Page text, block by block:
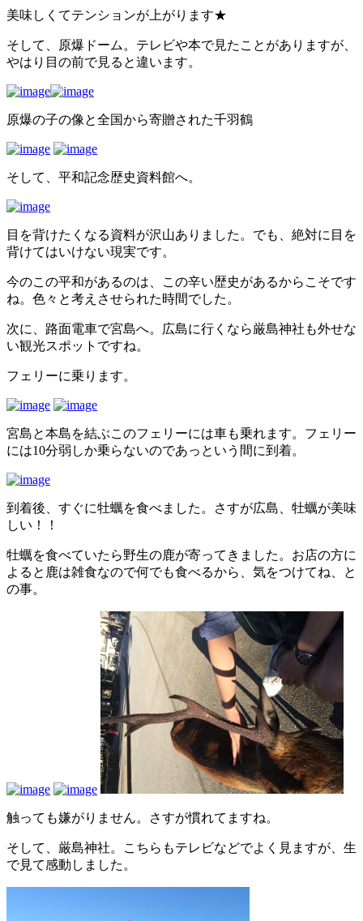
美味しくてテンションが上がります★
そして、原爆ドーム。テレビや本で見たことがありますが、
やはり目の前で見ると違います。
原爆の子の像と全国から寄贈された千羽鶴
そして、平和記念歴史資料館へ。
目を背けたくなる資料が沢山ありました。でも、絶対に目を
背けてはいけない現実です。
今のこの平和があるのは、この辛い歴史があるからこそです
ね。色々と考えさせられた時間でした。
次に、路面電車で宮島へ。広島に行くなら厳島神社も外せな
い観光スポットですね。
フェリーに乗ります。
宮島と本島を結ぶこのフェリーには車も乗れます。フェリー
には10分弱しか乗らないのであっという間に到着。
到着後、すぐに牡蠣を食べました。さすが広島、牡蠣が美味
しい！！
牡蠣を食べていたら野生の鹿が寄ってきました。お店の方に
よると鹿は雑食なので何でも食べるから、気をつけてね、と
の事。
触っても嫌がりません。さすが慣れてますね。
そして、厳島神社。こちらもテレビなどでよく見ますが、生
で見て感動しました。